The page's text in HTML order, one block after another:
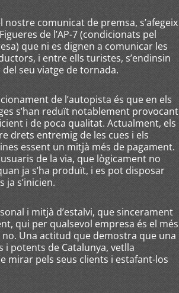
nostre comunicat de premsa, s’afegeix
de l’AP-7 (condicionats pel
que ni es dignen a comunicar les
i entre ells turistes, s’endinsin
seu viatge de tornada.
de l’autopista és que en els
s’han reduït notablement provocant
i de poca qualitat. Actualment, els
drets entremig de les cues i els
essent un mitjà més de pagament.
de la via, que lògicament no
ja s’ha produït, i es pot disposar
ja s’inicien.
i mitjà d’estalvi, que sincerament
qui per qualsevol empresa és el més
Una actitud que demostra que una
i potents de Catalunya, vetlla
mirar pels seus clients i estafant-los